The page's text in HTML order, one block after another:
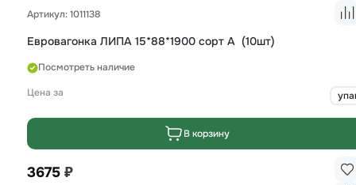
Артикул: 1011138
Евровагонка ЛИПА 15*88*1900 сорт А (10шт)
Посмотреть наличие
Цена за
В корзину
3675 ₽